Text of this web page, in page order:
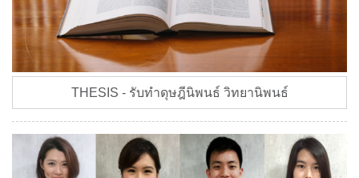
THESIS - รับทำดุษฎีนิพนธ์ วิทยานิพนธ์